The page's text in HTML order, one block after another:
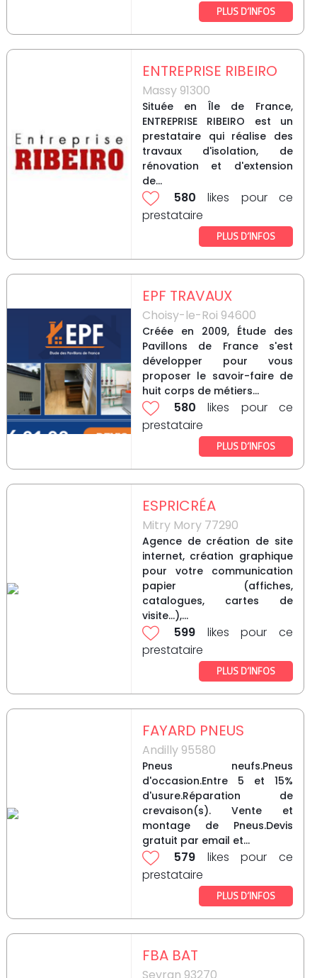
PLUS D’INFOS
ENTREPRISE RIBEIRO
Massy 91300
Située en Île de France,
ENTREPRISE RIBEIRO est un
prestataire qui réalise des
travaux d'isolation, de
rénovation et d'extension
de...
580 likes pour ce
prestataire
PLUS D’INFOS
EPF TRAVAUX
Choisy-le-Roi 94600
Créée en 2009, Étude des
Pavillons de France s'est
développer pour vous
proposer le savoir-faire de
huit corps de métiers...
580 likes pour ce
prestataire
PLUS D’INFOS
ESPRICRÉA
Mitry Mory 77290
Agence de création de site
internet, création graphique
pour votre communication
papier (affiches,
catalogues, cartes de
visite...),...
599 likes pour ce
prestataire
PLUS D’INFOS
FAYARD PNEUS
Andilly 95580
Pneus neufs.Pneus
d'occasion.Entre 5 et 15%
d'usure.Réparation de
crevaison(s). Vente et
montage de Pneus.Devis
gratuit par email et...
579 likes pour ce
prestataire
PLUS D’INFOS
FBA BAT